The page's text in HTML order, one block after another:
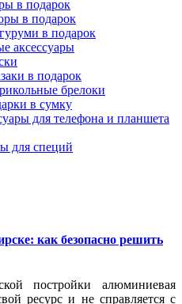
в подарок
в подарок
в подарок
аксессуары
в подарок
брелоки
в сумку
для телефона и планшета
для специй
как безопасно решить
постройки алюминиевая
ресурс и не справляется с